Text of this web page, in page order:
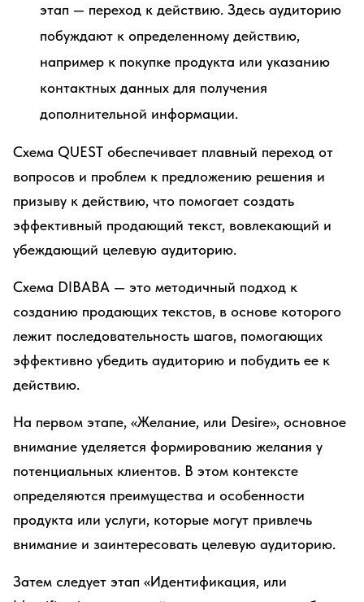
этап — переход к действию. Здесь аудиторию
побуждают к определенному действию,
например к покупке продукта или указанию
контактных данных для получения
дополнительной информации.
Схема QUEST обеспечивает плавный переход от
вопросов и проблем к предложению решения и
призыву к действию, что помогает создать
эффективный продающий текст, вовлекающий и
убеждающий целевую аудиторию.
Схема DIBABA — это методичный подход к
созданию продающих текстов, в основе которого
лежит последовательность шагов, помогающих
эффективно убедить аудиторию и побудить ее к
действию.
На первом этапе, «Желание, или Desire», основное
внимание уделяется формированию желания у
потенциальных клиентов. В этом контексте
определяются преимущества и особенности
продукта или услуги, которые могут привлечь
внимание и заинтересовать целевую аудиторию.
Затем следует этап «Идентификация, или